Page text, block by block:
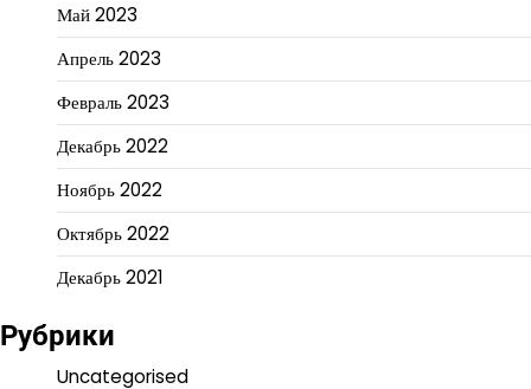
Май 2023
Апрель 2023
Февраль 2023
Декабрь 2022
Ноябрь 2022
Октябрь 2022
Декабрь 2021
Рубрики
Uncategorised